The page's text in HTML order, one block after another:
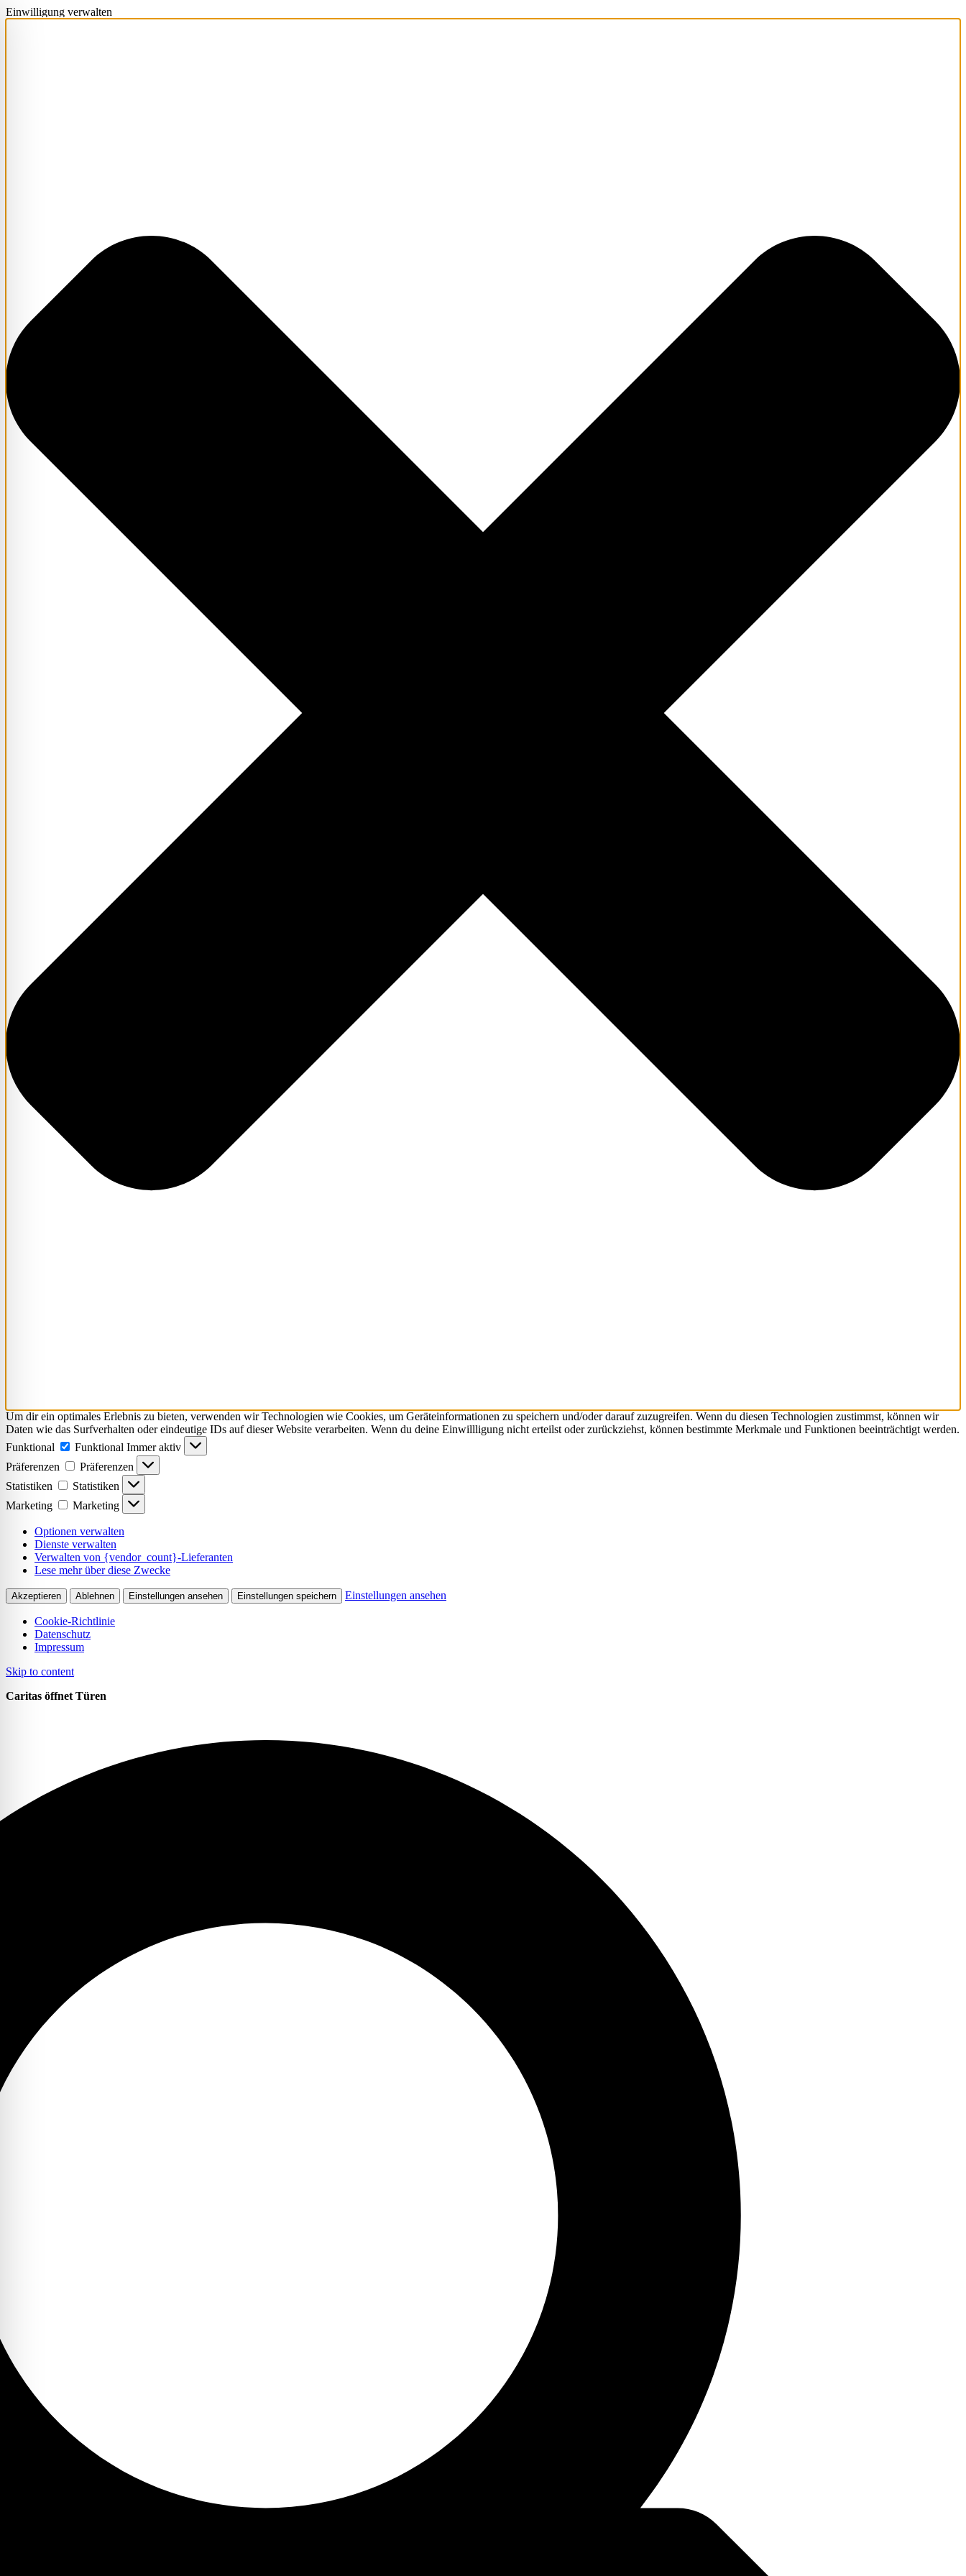
Einwilligung verwalten
Um dir ein optimales Erlebnis zu bieten, verwenden wir Technologien wie Cookies, um Geräteinformationen zu speichern und/oder darauf zuzugreifen. Wenn du diesen Technologien zustimmst, können wir
Daten wie das Surfverhalten oder eindeutige IDs auf dieser Website verarbeiten. Wenn du deine Einwillligung nicht erteilst oder zurückziehst, können bestimmte Merkmale und Funktionen beeinträchtigt werden.
Funktional
Funktional Immer aktiv
Präferenzen
Präferenzen
Statistiken
Statistiken
Marketing
Marketing
Optionen verwalten
Dienste verwalten
Verwalten von {vendor_count}-Lieferanten
Lese mehr über diese Zwecke
Akzeptieren Ablehnen Einstellungen ansehen Einstellungen speichern Einstellungen ansehen
Cookie-Richtlinie
Datenschutz
Impressum
Skip to content
Caritas öffnet Türen